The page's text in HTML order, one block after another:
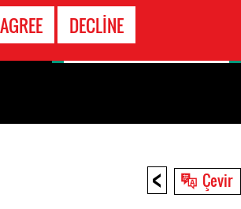
DECLINE
< Çevir
ACIL DURUM
HATTI